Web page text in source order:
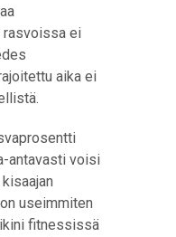
rasvoissa ei
aika ei
antavasti voisi
useimmiten
fitnessissä